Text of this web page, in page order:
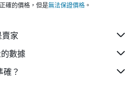
確的價格，但是無法保證價格 。
賣家
數據
確？